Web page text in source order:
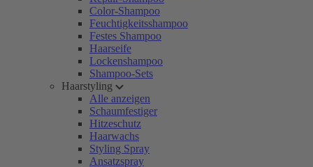
Color-Shampoo
Feuchtigkeitsshampoo
Festes Shampoo
Haarseife
Lockenshampoo
Shampoo-Sets
Haarstyling
Alle anzeigen
Schaumfestiger
Hitzeschutz
Haarwachs
Styling Spray
Ansatzspray